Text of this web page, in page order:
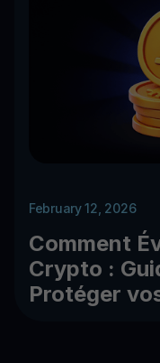
February 12, 2026
Comment
Crypto :
Protéger